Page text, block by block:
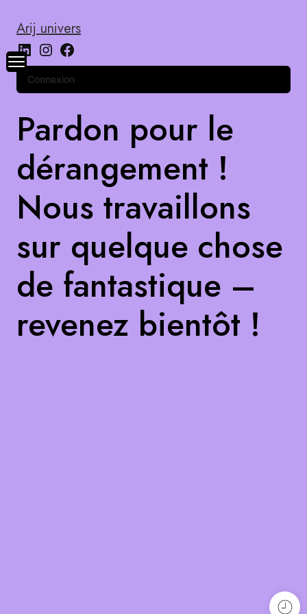
Arij univers
Connexion
Pardon pour le
dérangement !
Nous travaillons
sur quelque chose
de fantastique –
revenez bientôt !